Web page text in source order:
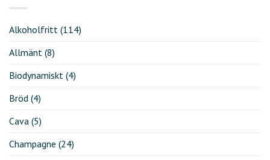
Alkoholfritt (114)
Allmänt (8)
Biodynamiskt (4)
Bröd (4)
Cava (5)
Champagne (24)